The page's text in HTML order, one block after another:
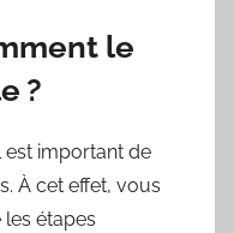
le
?
est important de
À cet effet, vous
étapes